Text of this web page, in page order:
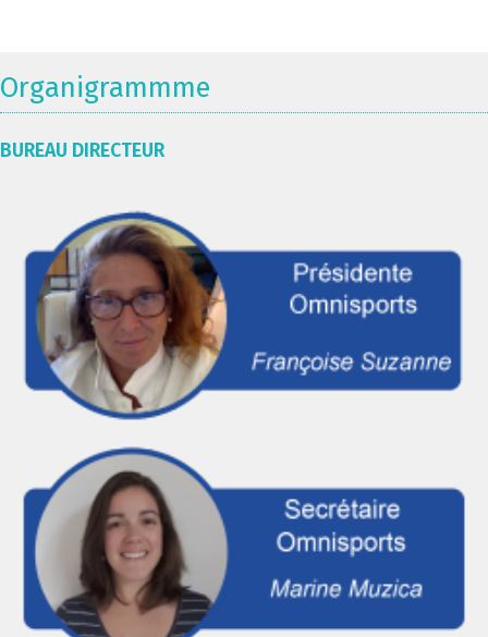
Organigrammme
BUREAU DIRECTEUR